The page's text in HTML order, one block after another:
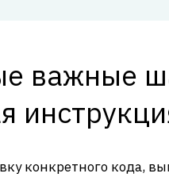
важные
конкретного кода,